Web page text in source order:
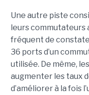
Une autre piste
leurs commutateurs
fréquent de
36 ports d’un
utilisée. De même,
augmenter les taux
d’améliorer à la fois